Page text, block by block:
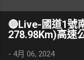
🔴Live-國道1號
278.98Km)高速
- 4月 06, 2024